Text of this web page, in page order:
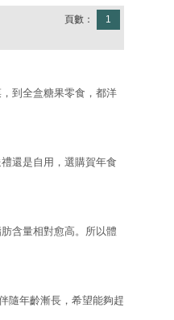
頁數： 1
到全盒糖果零食，都洋
還是自用，選購賀年食
含量相對愈高。所以體
隨年齡漸長，希望能夠趕